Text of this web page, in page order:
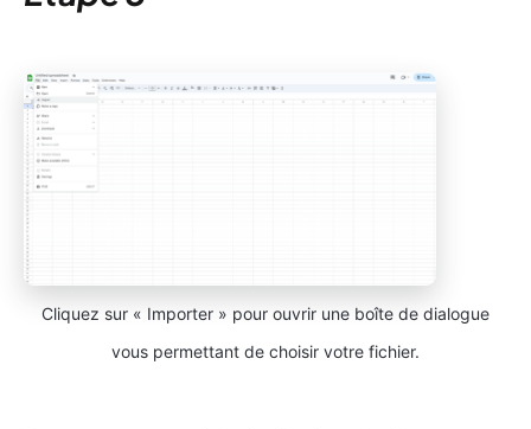
Cliquez sur « Importer » pour ouvrir une boîte de dialogue
vous permettant de choisir votre fichier.